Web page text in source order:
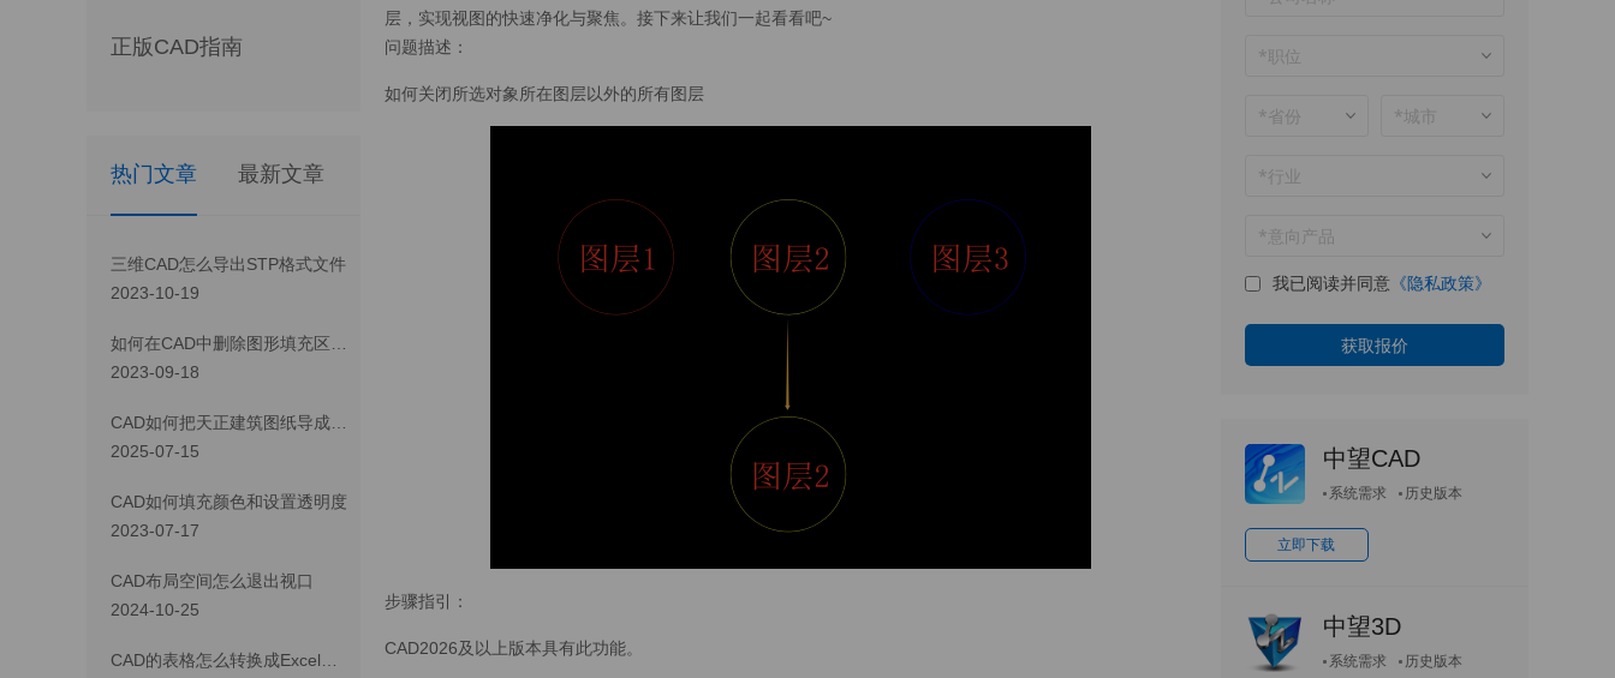
正版CAD指南
热门文章 最新文章
三维CAD怎么导出STP格式文件
2023-10-19
如何在CAD中删除图形填充区域的一部分
2023-09-18
CAD如何把天正建筑图纸导成天正T3/T8/T9格式版本
2025-07-15
CAD如何填充颜色和设置透明度
2023-07-17
CAD布局空间怎么退出视口
2024-10-25
CAD 的表格怎么转换成Excel表格
层，实现视图的快速净化与聚焦。接下来让我们一起看看吧~
问题描述：
如何关闭所选对象所在图层以外的所有图层
步骤指引：
CAD2026及以上版本具有此功能。
我已阅读并同意 《隐私政策》
中望CAD
系统需求 历史版本
立即下载
中望3D
系统需求 历史版本